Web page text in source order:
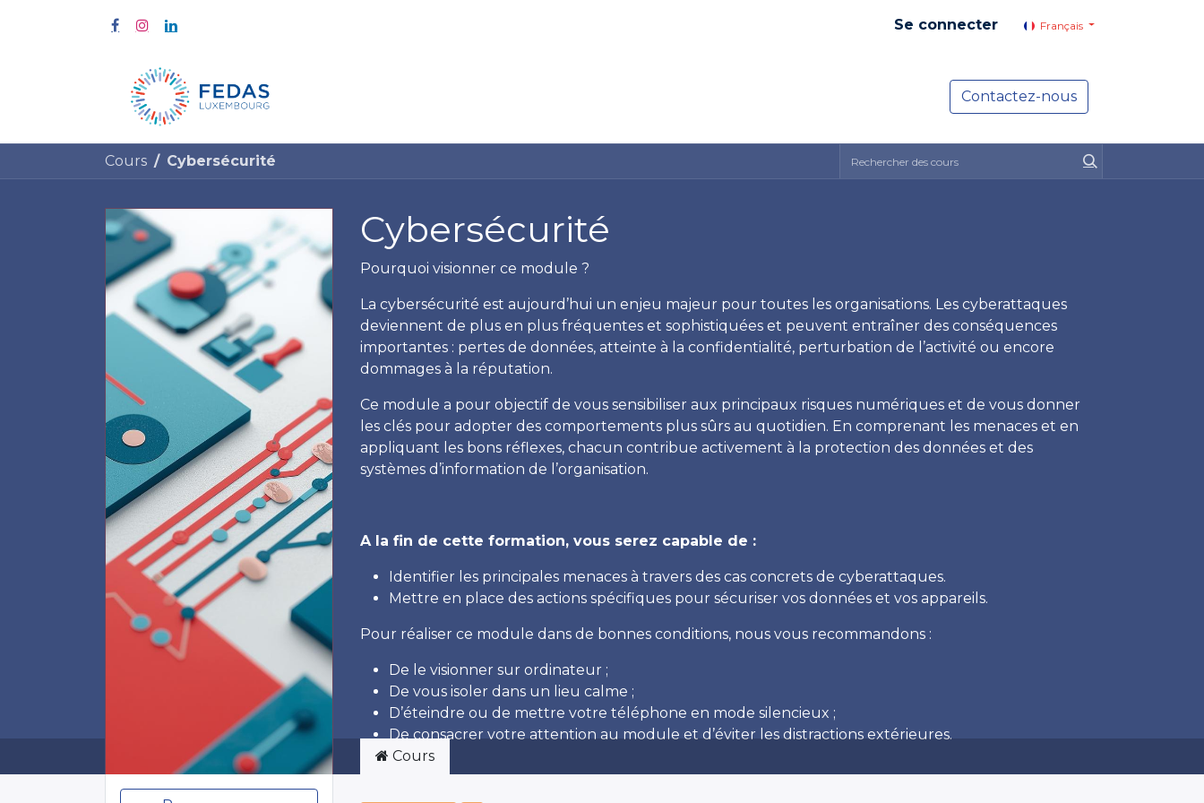
Se connecter Français
Actualités
Contactez-nous
Cours Cybersécurité
Cybersécurité
Pourquoi visionner ce module ?
La cybersécurité est aujourd’hui un enjeu majeur pour toutes les organisations. Les cyberattaques
deviennent de plus en plus fréquentes et sophistiquées et peuvent entraîner des conséquences
importantes : pertes de données, atteinte à la confidentialité, perturbation de l’activité ou encore
dommages à la réputation.
Ce module a pour objectif de vous sensibiliser aux principaux risques numériques et de vous donner
les clés pour adopter des comportements plus sûrs au quotidien. En comprenant les menaces et en
appliquant les bons réflexes, chacun contribue activement à la protection des données et des
systèmes d’information de l’organisation.
A la fin de cette formation, vous serez capable de :
Identifier les principales menaces à travers des cas concrets de cyberattaques.
Mettre en place des actions spécifiques pour sécuriser vos données et vos appareils.
Pour réaliser ce module dans de bonnes conditions, nous vous recommandons :
De le visionner sur ordinateur ;
De vous isoler dans un lieu calme ;
D’éteindre ou de mettre votre téléphone en mode silencieux ;
De consacrer votre attention au module et d’éviter les distractions extérieures.
Cours